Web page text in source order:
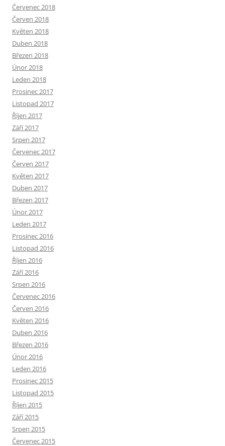
Červenec 2018
Červen 2018
Květen 2018
Duben 2018
Březen 2018
Únor 2018
Leden 2018
Prosinec 2017
Listopad 2017
Říjen 2017
Září 2017
Srpen 2017
Červenec 2017
Červen 2017
Květen 2017
Duben 2017
Březen 2017
Únor 2017
Leden 2017
Prosinec 2016
Listopad 2016
Říjen 2016
Září 2016
Srpen 2016
Červenec 2016
Červen 2016
Květen 2016
Duben 2016
Březen 2016
Únor 2016
Leden 2016
Prosinec 2015
Listopad 2015
Říjen 2015
Září 2015
Srpen 2015
Červenec 2015